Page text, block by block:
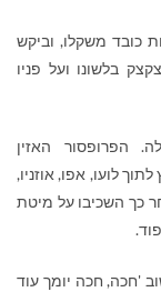
כובד משקלו, וביקש
בלשונו ועל פניו
הפרופסור האזין
לועו, אפו, אוזניו,
כך השכיבו על מיטת
'חכה, חכה יומך עוד